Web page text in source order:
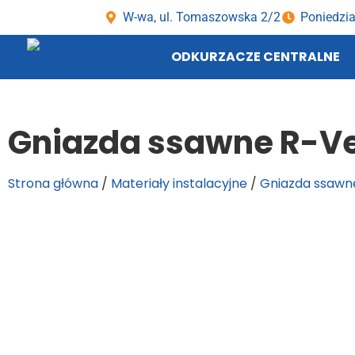
W-wa, ul. Tomaszowska 2/2
ODKURZACZE CENTRALNE
Gniazda ssawne R-
Strona główna / Materiały instalacyjne / Gniazda